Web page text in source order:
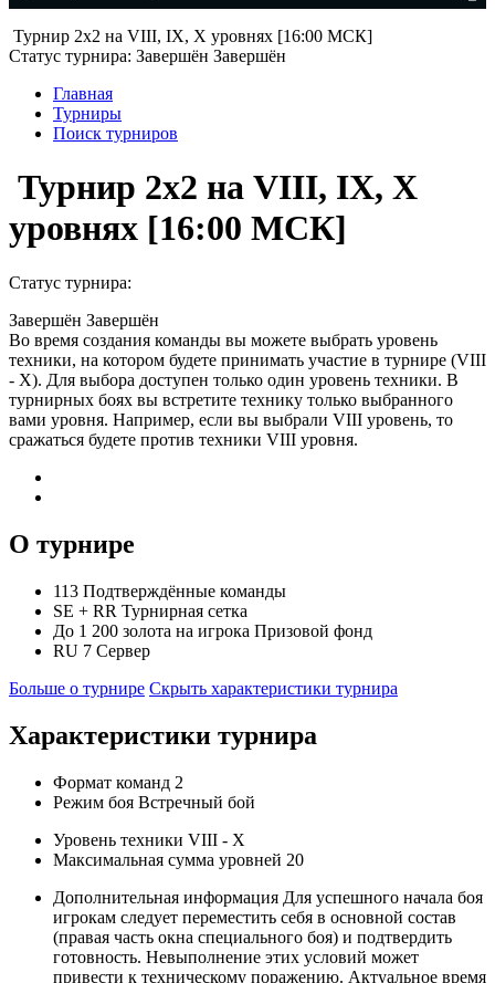
Турнир 2x2 на VIII, IX, X уровнях [16:00 МСК]
Статус турнира: Завершён Завершён
Главная
Турниры
Поиск турниров
Турнир 2x2 на VIII, IX, X
уровнях [16:00 МСК]
Статус турнира:
Завершён Завершён
Во время создания команды вы можете выбрать уровень
техники, на котором будете принимать участие в турнире (VIII
- X). Для выбора доступен только один уровень техники. В
турнирных боях вы встретите технику только выбранного
вами уровня. Например, если вы выбрали VIII уровень, то
сражаться будете против техники VIII уровня.
О турнире
113 Подтверждённые команды
SE + RR Турнирная сетка
До 1 200 золота на игрока Призовой фонд
RU 7 Сервер
Больше о турнире Скрыть характеристики турнира
Характеристики турнира
Формат команд 2
Режим боя Встречный бой
Уровень техники VIII - X
Максимальная сумма уровней 20
Дополнительная информация Для успешного начала боя
игрокам следует переместить себя в основной состав
(правая часть окна специального боя) и подтвердить
готовность. Невыполнение этих условий может
привести к техническому поражению. Актуальное время